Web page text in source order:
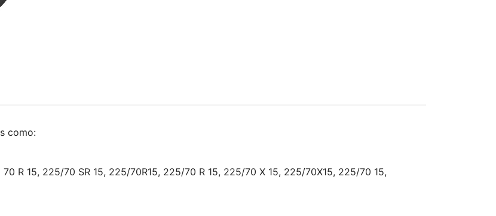
como:
R 15, 225/70 SR 15, 225/70R15, 225/70 R 15, 225/70 X 15, 225/70X15, 225/70 15,